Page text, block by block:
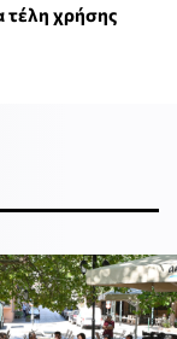
τέλη χρήσης